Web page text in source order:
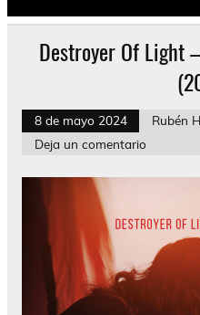
Destroyer Of Light
8 de mayo 2024
Rubén
Deja un comentario